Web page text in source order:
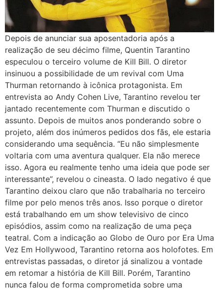
Depois de anunciar sua aposentadoria após a
realização de seu décimo filme, Quentin Tarantino
especulou o terceiro volume de Kill Bill. O diretor
insinuou a possibilidade de um revival com Uma
Thurman retornando à icônica protagonista. Em
entrevista ao Andy Cohen Live, Tarantino revelou ter
jantado recentemente com Thurman e discutido o
assunto. Depois de muitos anos ponderando sobre o
projeto, além dos inúmeros pedidos dos fãs, ele estaria
considerando uma sequência. “Eu não simplesmente
voltaria com uma aventura qualquer. Ela não merece
isso. Agora eu realmente tenho uma ideia que pode ser
interessante”, revelou o cineasta. O lado negativo é que
Tarantino deixou claro que não trabalharia no terceiro
filme por pelo menos três anos. Isso porque o diretor
está trabalhando em um show televisivo de cinco
episódios, assim como na realização de uma peça
teatral. Com a indicação ao Globo de Ouro por Era Uma
Vez Em Hollywood, Tarantino retorna aos holofotes. Em
entrevistas passadas, o diretor já sinalizou a vontade
em retomar a história de Kill Bill. Porém, Tarantino
nunca falou de forma comprometida sobre uma